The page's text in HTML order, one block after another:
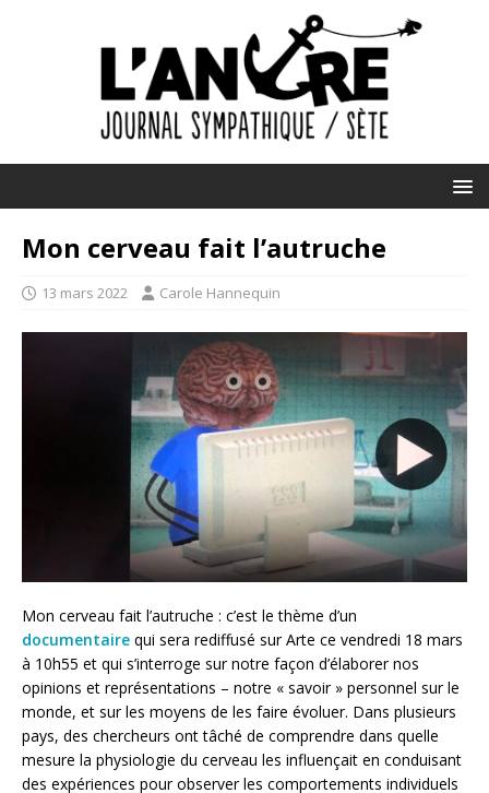
Mon cerveau fait l’autruche
13 mars 2022 Carole Hannequin
Mon cerveau fait l’autruche : c’est le thème d’un
documentaire qui sera rediffusé sur Arte ce vendredi 18 mars
à 10h55 et qui s’interroge sur notre façon d’élaborer nos
opinions et représentations – notre « savoir » personnel sur le
monde, et sur les moyens de les faire évoluer. Dans plusieurs
pays, des chercheurs ont tâché de comprendre dans quelle
mesure la physiologie du cerveau les influençait en conduisant
des expériences pour observer les comportements individuels